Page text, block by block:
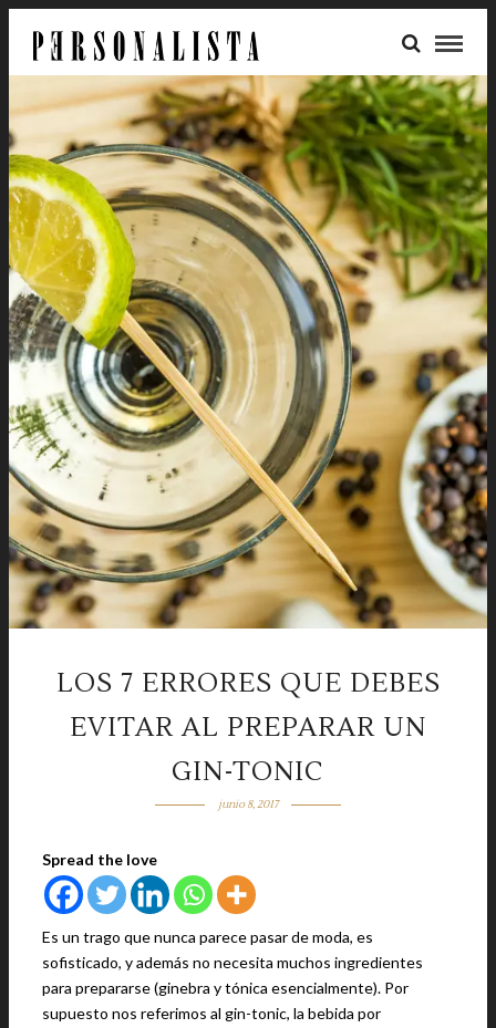
LOS 7 ERRORES QUE DEBES
EVITAR AL PREPARAR UN
GIN-TONIC
junio 8, 2017
Spread the love
Es un trago que nunca parece pasar de moda, es
sofisticado, y además no necesita muchos ingredientes
para prepararse (ginebra y tónica esencialmente). Por
supuesto nos referimos al gin-tonic, la bebida por